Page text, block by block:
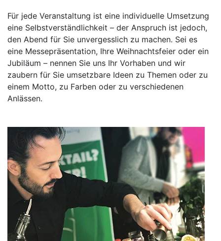
Für jede Veranstaltung ist eine individuelle Umsetzung
eine Selbstverständlichkeit – der Anspruch ist jedoch,
den Abend für Sie unvergesslich zu machen. Sei es
eine Messepräsentation, Ihre Weihnachtsfeier oder ein
Jubiläum – nennen Sie uns Ihr Vorhaben und wir
zaubern für Sie umsetzbare Ideen zu Themen oder zu
einem Motto, zu Farben oder zu verschiedenen
Anlässen.